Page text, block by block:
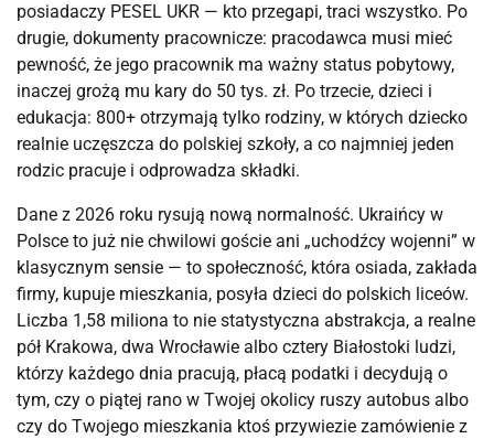
posiadaczy PESEL UKR — kto przegapi, traci wszystko. Po
drugie, dokumenty pracownicze: pracodawca musi mieć
pewność, że jego pracownik ma ważny status pobytowy,
inaczej grożą mu kary do 50 tys. zł. Po trzecie, dzieci i
edukacja: 800+ otrzymają tylko rodziny, w których dziecko
realnie uczęszcza do polskiej szkoły, a co najmniej jeden
rodzic pracuje i odprowadza składki.
Dane z 2026 roku rysują nową normalność. Ukraińcy w
Polsce to już nie chwilowi goście ani „uchodźcy wojenni” w
klasycznym sensie — to społeczność, która osiada, zakłada
firmy, kupuje mieszkania, posyła dzieci do polskich liceów.
Liczba 1,58 miliona to nie statystyczna abstrakcja, a realne
pół Krakowa, dwa Wrocławie albo cztery Białostoki ludzi,
którzy każdego dnia pracują, płacą podatki i decydują o
tym, czy o piątej rano w Twojej okolicy ruszy autobus albo
czy do Twojego mieszkania ktoś przywiezie zamówienie z